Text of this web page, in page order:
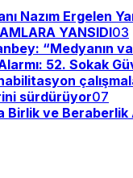
Nazım Ergelen
YANSIDI03
“Medyanın
52. Sokak
sürdürüyor07
Birlik ve Beraberlik